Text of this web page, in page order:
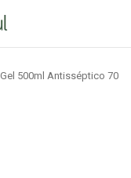
500ml Antisséptico 70